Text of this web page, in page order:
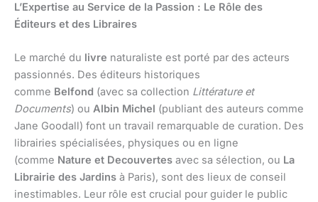
L’Expertise au Service de la Passion : Le Rôle des
Éditeurs et des Libraires
Le marché du livre naturaliste est porté par des acteurs
passionnés. Des éditeurs historiques
comme Belfond (avec sa collection Littérature et
Documents) ou Albin Michel (publiant des auteurs comme
Jane Goodall) font un travail remarquable de curation. Des
librairies spécialisées, physiques ou en ligne
(comme Nature et Decouvertes avec sa sélection, ou La
Librairie des Jardins à Paris), sont des lieux de conseil
inestimables. Leur rôle est crucial pour guider le public